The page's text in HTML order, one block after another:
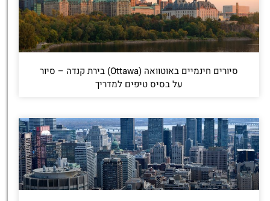
סיורים חינמיים באוטוואה (Ottawa) בירת קנדה – סיור
על בסיס טיפים למדריך